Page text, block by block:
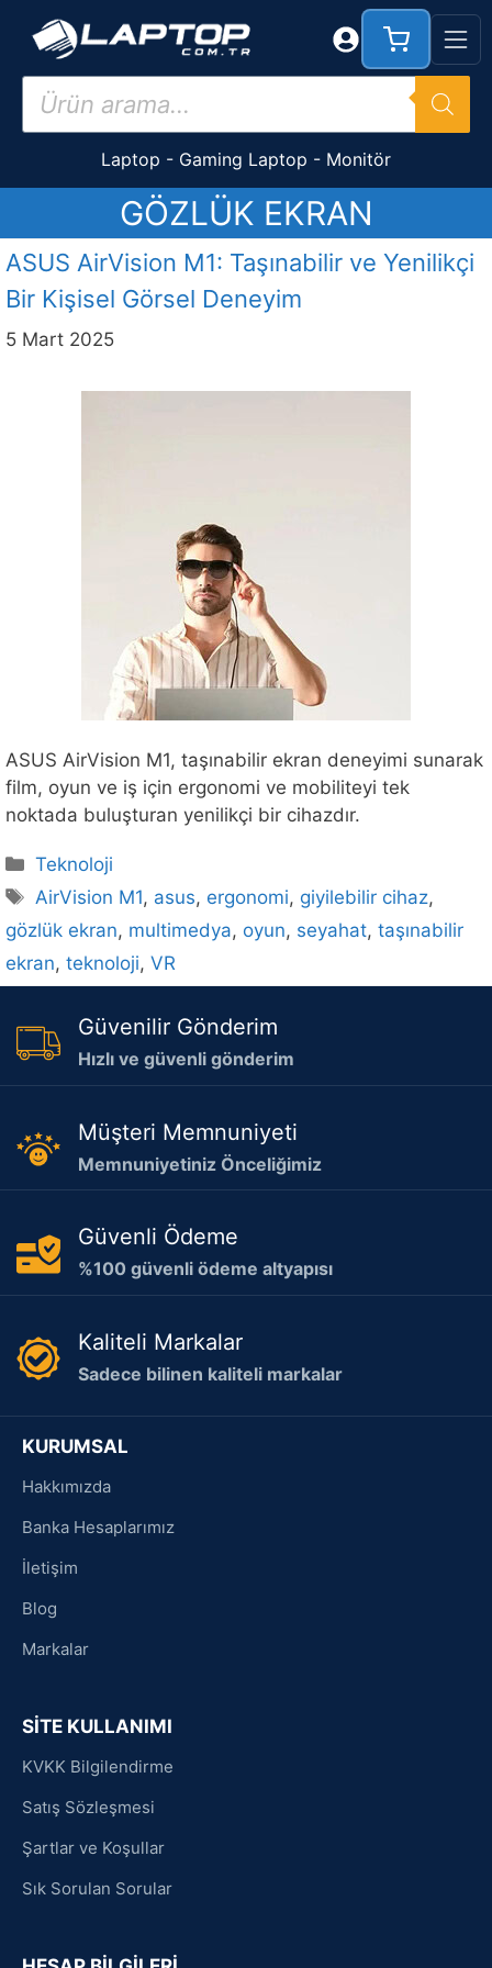
Products
search
Laptop - Gaming Laptop - Monitör
GÖZLÜK EKRAN
ASUS AirVision M1: Taşınabilir ve Yenilikçi
Bir Kişisel Görsel Deneyim
5 Mart 2025
ASUS AirVision M1, taşınabilir ekran deneyimi sunarak
film, oyun ve iş için ergonomi ve mobiliteyi tek
noktada buluşturan yenilikçi bir cihazdır.
Kategoriler
Teknoloji
Etiketler
AirVision M1, asus, ergonomi, giyilebilir cihaz,
gözlük ekran, multimedya, oyun, seyahat, taşınabilir
ekran, teknoloji, VR
Güvenilir Gönderim
Hızlı ve güvenli gönderim
Müşteri Memnuniyeti
Memnuniyetiniz Önceliğimiz
Güvenli Ödeme
%100 güvenli ödeme altyapısı
Kaliteli Markalar
Sadece bilinen kaliteli markalar
KURUMSAL
Hakkımızda
Banka Hesaplarımız
İletişim
Blog
Markalar
SİTE KULLANIMI
KVKK Bilgilendirme
Satış Sözleşmesi
Şartlar ve Koşullar
Sık Sorulan Sorular